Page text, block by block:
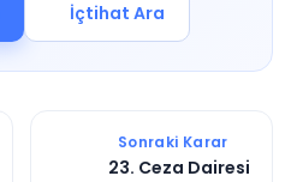
İçtihat Ara
Sonraki Karar
23. Ceza Dairesi